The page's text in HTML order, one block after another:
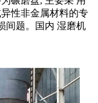
性非金属材料的专
间题。国内 湿磨机